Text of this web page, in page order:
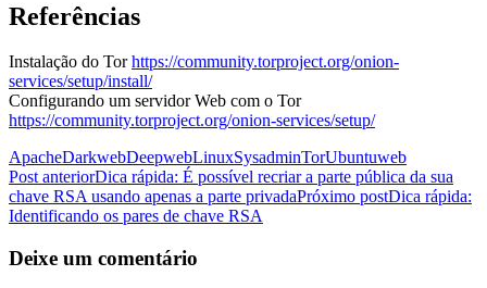
Referências
Instalação do Torhttps://community.torproject.org/onion-
services/setup/install/
Configurando um servidor Web com o Tor
https://community.torproject.org/onion-services/setup/
ApacheDarkwebDeepwebLinuxSysadminTorUbuntuweb
Navegação
de
Post anteriorDica rápida: É possível recriar a parte pública da sua
chave RSA usando apenas a parte privadaPróximo postDica rápida:
Identificando os pares de chave RSA
Deixe um comentário